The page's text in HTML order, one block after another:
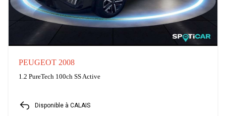
PEUGEOT 2008
1.2 PureTech 100ch SS Active
Disponible à CALAIS